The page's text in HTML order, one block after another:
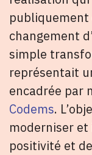
publiquement
changement
simple
représentait
encadrée par
Codems.
moderniser
positivité et